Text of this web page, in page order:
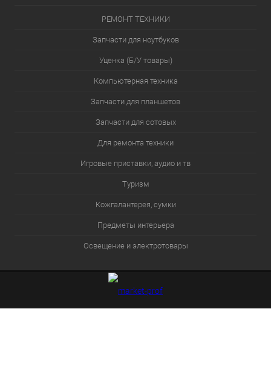
РЕМОНТ ТЕХНИКИ
Запчасти для ноутбуков
Уценка (Б/У товары)
Компьютерная техника
Запчасти для планшетов
Запчасти для сотовых
Для ремонта техники
Игровые приставки, аудио и тв
Туризм
Кожгалантерея, сумки
Предметы интерьера
Освещение и электротовары